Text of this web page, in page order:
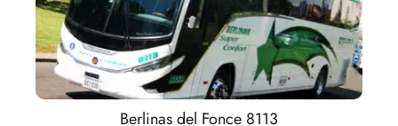
Berlinas del Fonce 8113